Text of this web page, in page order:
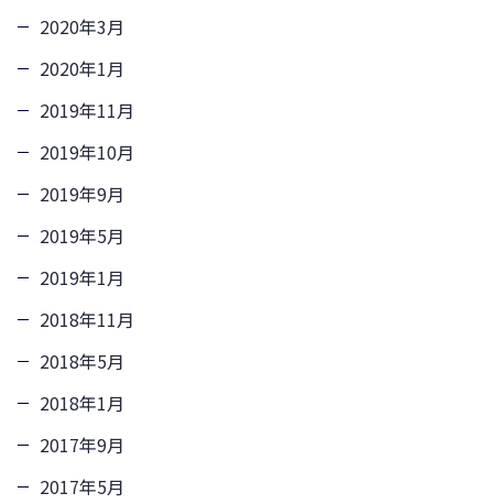
2020年3月
2020年1月
2019年11月
2019年10月
2019年9月
2019年5月
2019年1月
2018年11月
2018年5月
2018年1月
2017年9月
2017年5月